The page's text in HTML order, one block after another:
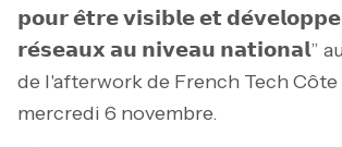
𝗽𝗼𝘂𝗿 𝗲̂𝘁𝗿𝗲 𝘃𝗶𝘀𝗶𝗯𝗹𝗲 𝗲𝘁
𝗿𝗲́𝘀𝗲𝗮𝘂𝘅 𝗮𝘂 𝗻𝗶𝘃𝗲𝗮𝘂 𝗻𝗮𝘁𝗶𝗼𝗻𝗮𝗹”
de l'afterwork de French Tech Côte
mercredi 6 novembre.